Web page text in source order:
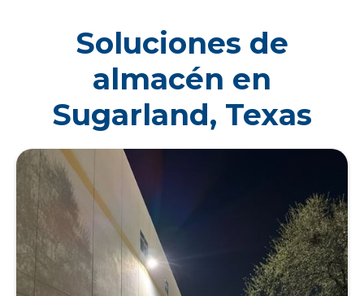
Soluciones de
almacén en
Sugarland, Texas